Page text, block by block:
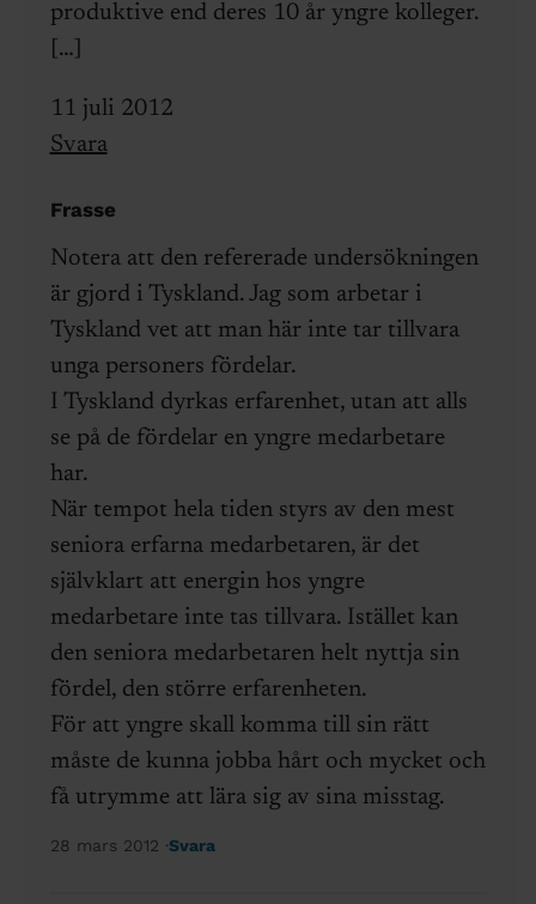
produktive end deres 10 år yngre kolleger.
[…]
11 juli 2012
Svara
Frasse
Notera att den refererade undersökningen
är gjord i Tyskland. Jag som arbetar i
Tyskland vet att man här inte tar tillvara
unga personers fördelar.
I Tyskland dyrkas erfarenhet, utan att alls
se på de fördelar en yngre medarbetare
har.
När tempot hela tiden styrs av den mest
seniora erfarna medarbetaren, är det
självklart att energin hos yngre
medarbetare inte tas tillvara. Istället kan
den seniora medarbetaren helt nyttja sin
fördel, den större erfarenheten.
För att yngre skall komma till sin rätt
måste de kunna jobba hårt och mycket och
få utrymme att lära sig av sina misstag.
28 mars 2012 Svara